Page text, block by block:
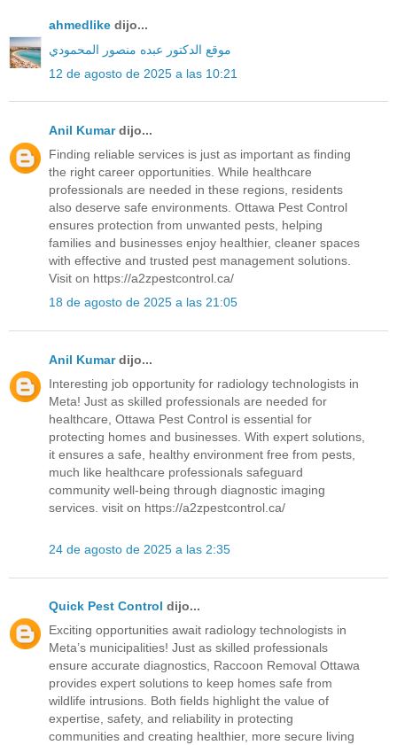
ahmedlike dijo...
موقع الدكتور عبده منصور المحمودي
12 de agosto de 2025 a las 10:21
Anil Kumardijo...
Finding reliable services is just as important as finding
the right career opportunities. While healthcare
professionals are needed in these regions, residents
also deserve safe environments. Ottawa Pest Control
ensures protection from unwanted pests, helping
families and businesses enjoy healthier, cleaner spaces
with effective and trusted pest management solutions.
Visit on https://a2zpestcontrol.ca/
18 de agosto de 2025 a las 21:05
Anil Kumardijo...
Interesting job opportunity for radiology technologists in
Meta! Just as skilled professionals are needed for
healthcare, Ottawa Pest Control is essential for
protecting homes and businesses. With expert solutions,
it ensures a safe, healthy environment free from pests,
much like healthcare professionals safeguard
community well-being through diagnostic imaging
services. visit on https://a2zpestcontrol.ca/
24 de agosto de 2025 a las 2:35
Quick Pest Control dijo...
Exciting opportunities await radiology technologists in
Meta’s municipalities! Just as skilled professionals
ensure accurate diagnostics, Raccoon Removal Ottawa
provides expert solutions to keep homes safe from
wildlife intrusions. Both fields highlight the value of
expertise, safety, and reliability in protecting
communities and creating healthier, more secure living